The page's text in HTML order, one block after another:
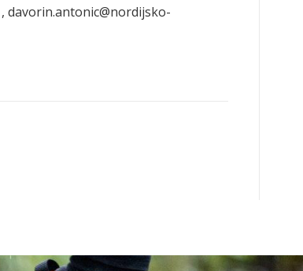
davorin.antonic@nordijsko-